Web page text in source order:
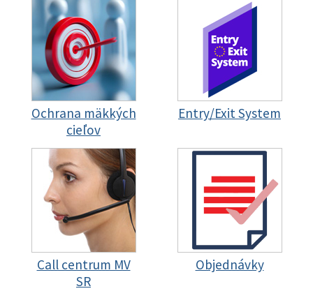
Ochrana mäkkých
cieľov
Entry/Exit System
Call centrum MV
SR
Objednávky